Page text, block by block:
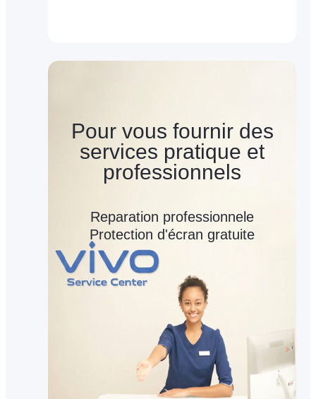
Pour vous fournir des
services pratique et
professionnels
Reparation professionnele
Protection d'écran gratuite